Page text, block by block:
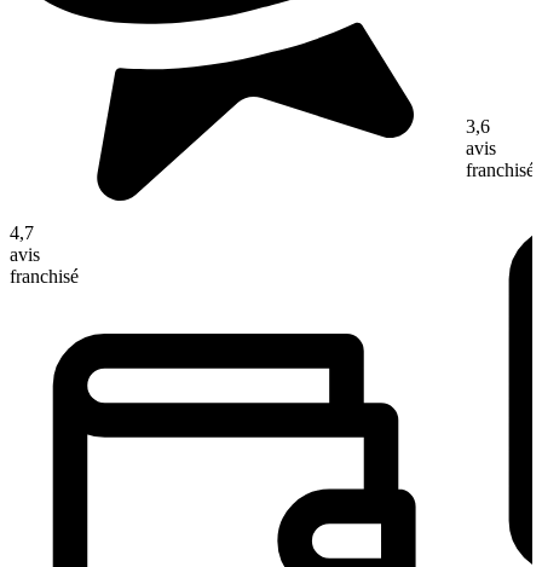
4,7
avis
franchisé
3,6
avis
franchisé